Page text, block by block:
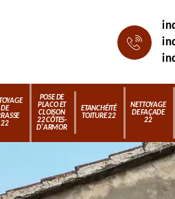
DE
22
POSE DE
PLACO ET
CLOISON
22 CÔTES-
D'ARMOR
ETANCHÉITÉ
TOITURE 22
NETTOYAGE
DE FAÇADE
22